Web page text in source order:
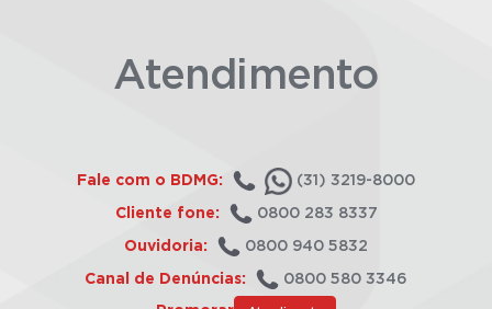
Atendimento
Fale com o BDMG: (31) 3219-8000
Cliente fone: 0800 283 8337
Ouvidoria: 0800 940 5832
Canal de Denúncias: 0800 580 3346